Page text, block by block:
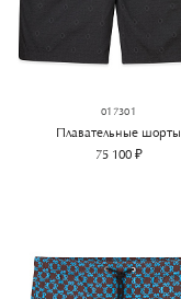
017301
Плавательные шорты
75 100 ₽